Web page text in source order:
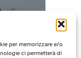
per memorizzare e/o
ci permetterà di